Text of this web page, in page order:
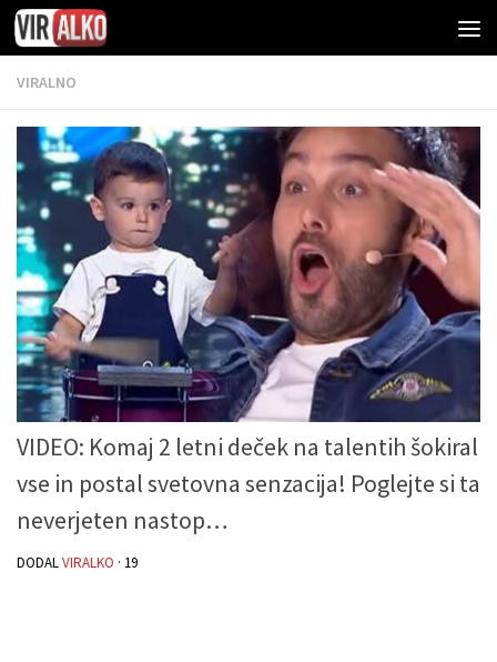
VIRALNO
VIDEO: Komaj 2 letni deček na talentih šokiral
vse in postal svetovna senzacija! Poglejte si ta
neverjeten nastop…
DODALVIRALKO · 19